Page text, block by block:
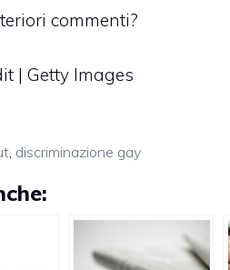
commenti?
| Getty Images
, discriminazione gay